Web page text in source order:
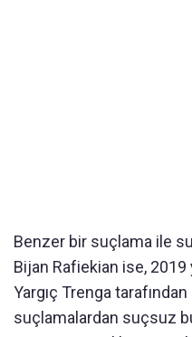
Benzer bir suçlama ile
Bijan Rafiekian ise, 2019
Yargıç Trenga tarafından
suçlamalardan suçsuz